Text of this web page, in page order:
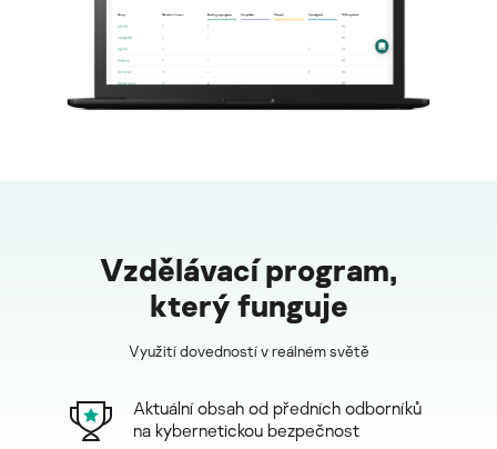
Vzdělávací program,
který funguje
Využití dovedností v reálném světě
Aktuální obsah od předních odborníků
na kybernetickou bezpečnost